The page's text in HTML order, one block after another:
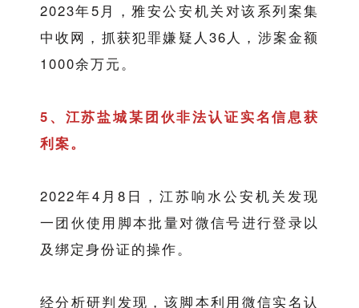
2023年5月，雅安公安机关对该系列案集
中收网，抓获犯罪嫌疑人36人，涉案金额
1000余万元。
5、江苏盐城某团伙非法认证实名信息获
利案。
2022年4月8日，江苏响水公安机关发现
一团伙使用脚本批量对微信号进行登录以
及绑定身份证的操作。
经分析研判发现，该脚本利用微信实名认